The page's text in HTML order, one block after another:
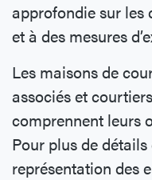
approfondie sur les
et à des mesures
Les maisons de
associés et
comprennent leurs
Pour plus de
représentation des